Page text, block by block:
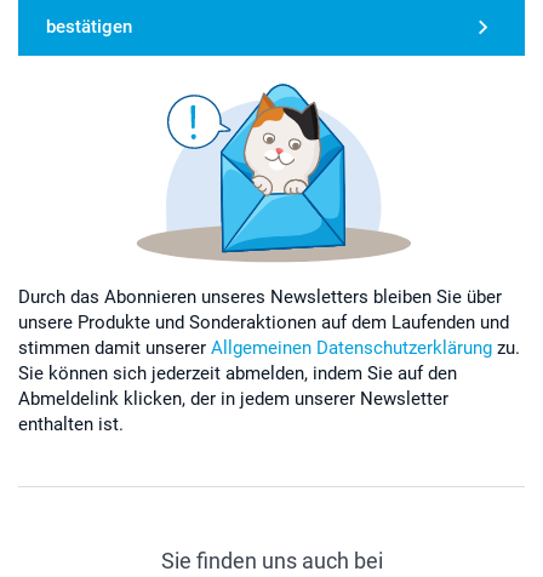
bestätigen
Durch das Abonnieren unseres Newsletters bleiben Sie über
unsere Produkte und Sonderaktionen auf dem Laufenden und
stimmen damit unserer Allgemeinen Datenschutzerklärung zu.
Sie können sich jederzeit abmelden, indem Sie auf den
Abmeldelink klicken, der in jedem unserer Newsletter
enthalten ist.
Sie finden uns auch bei